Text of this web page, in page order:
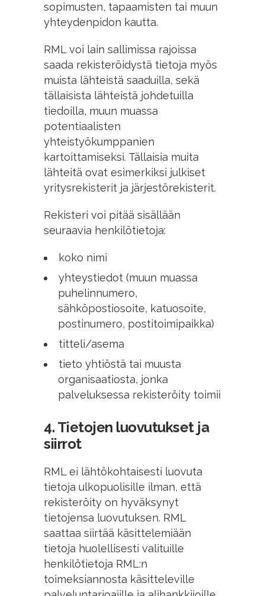
sopimusten, tapaamisten tai muun
yhteydenpidon kautta.
RML voi lain sallimissa rajoissa
saada rekisteröidystä tietoja myös
muista lähteistä saaduilla, sekä
tällaisista lähteistä johdetuilla
tiedoilla, muun muassa
potentiaalisten
yhteistyökumppanien
kartoittamiseksi. Tällaisia muita
lähteitä ovat esimerkiksi julkiset
yritysrekisterit ja järjestörekisterit.
Rekisteri voi pitää sisällään
seuraavia henkilötietoja:
koko nimi
yhteystiedot (muun muassa
puhelinnumero,
sähköpostiosoite, katuosoite,
postinumero, postitoimipaikka)
titteli/asema
tieto yhtiöstä tai muusta
organisaatiosta, jonka
palveluksessa rekisteröity toimii
4. Tietojen luovutukset ja
siirrot
RML ei lähtökohtaisesti luovuta
tietoja ulkopuolisille ilman, että
rekisteröity on hyväksynyt
tietojensa luovutuksen. RML
saattaa siirtää käsittelemiään
tietoja huolellisesti valituille
henkilötietoja RML:n
toimeksiannosta käsitteleville